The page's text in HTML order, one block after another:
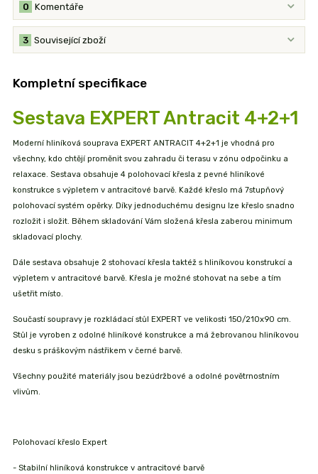
Komentáře
0
Související zboží
3
Kompletní specifikace
Sestava EXPERT Antracit 4+2+1
Moderní hliníková souprava EXPERT ANTRACIT 4+2+1 je vhodná pro
všechny, kdo chtějí proměnit svou zahradu či terasu v zónu odpočinku a
relaxace. Sestava obsahuje 4 polohovací křesla z pevné hliníkové
konstrukce s výpletem v antracitové barvě. Každé křeslo má 7stupňový
polohovací systém opěrky. Díky jednoduchému designu lze křeslo snadno
rozložit i složit. Během skladování Vám složená křesla zaberou minimum
skladovací plochy.
Dále sestava obsahuje 2 stohovací křesla taktéž s hliníkovou konstrukcí a
výpletem v antracitové barvě. Křesla je možné stohovat na sebe a tím
ušetřit místo.
Součastí soupravy je rozkládací stůl EXPERT ve velikosti 150/210x90 cm.
Stůl je vyroben z odolné hliníkové konstrukce a má žebrovanou hliníkovou
desku s práškovým nástřikem v černé barvě.
Všechny použité materiály jsou bezúdržbové a odolné povětrnostním
vlivům.
Polohovací křeslo Expert
- Stabilní hliníková konstrukce v antracitové barvě